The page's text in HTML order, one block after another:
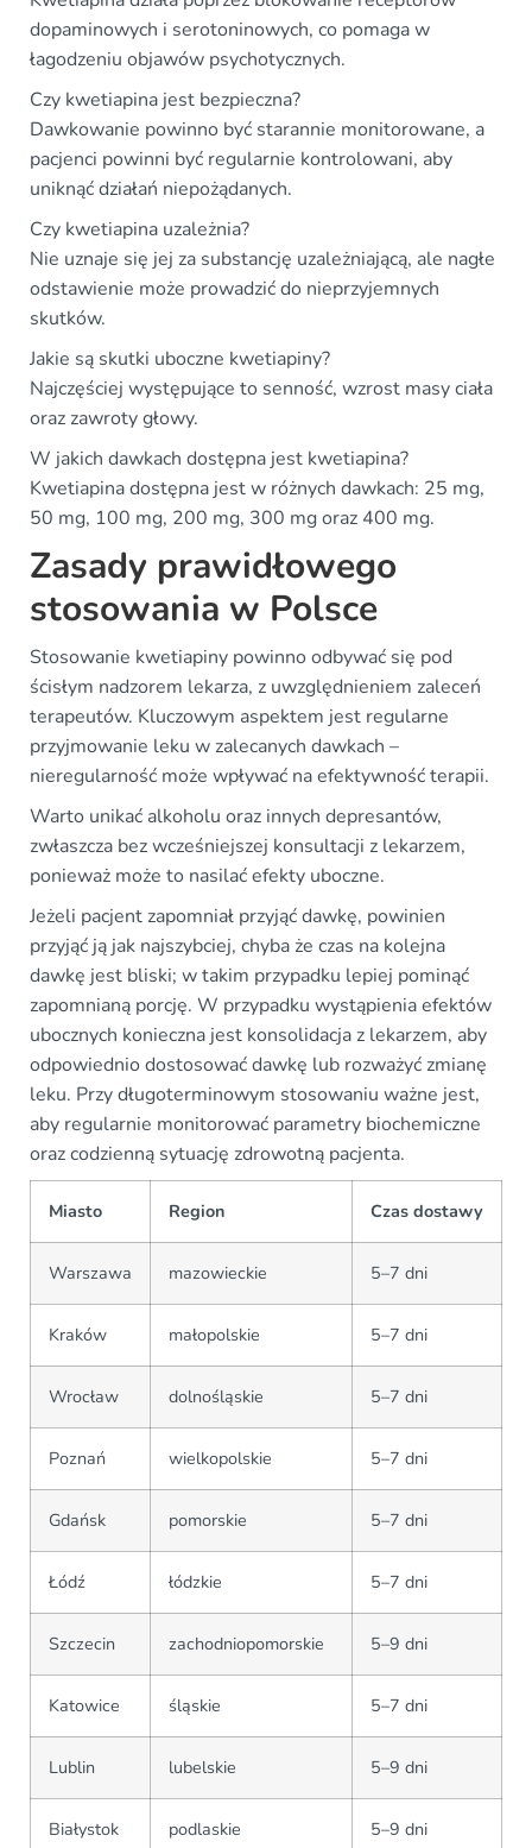
dopaminowych i serotoninowych, co pomaga w
łagodzeniu objawów psychotycznych.
Czy kwetiapina jest bezpieczna?
Dawkowanie powinno być starannie monitorowane, a
pacjenci powinni być regularnie kontrolowani, aby
uniknąć działań niepożądanych.
Czy kwetiapina uzależnia?
Nie uznaje się jej za substancję uzależniającą, ale nagłe
odstawienie może prowadzić do nieprzyjemnych
skutków.
Jakie są skutki uboczne kwetiapiny?
Najczęściej występujące to senność, wzrost masy ciała
oraz zawroty głowy.
W jakich dawkach dostępna jest kwetiapina?
Kwetiapina dostępna jest w różnych dawkach: 25 mg,
50 mg, 100 mg, 200 mg, 300 mg oraz 400 mg.
Zasady prawidłowego
stosowania w Polsce
Stosowanie kwetiapiny powinno odbywać się pod
ścisłym nadzorem lekarza, z uwzględnieniem zaleceń
terapeutów. Kluczowym aspektem jest regularne
przyjmowanie leku w zalecanych dawkach –
nieregularność może wpływać na efektywność terapii.
Warto unikać alkoholu oraz innych depresantów,
zwłaszcza bez wcześniejszej konsultacji z lekarzem,
ponieważ może to nasilać efekty uboczne.
Jeżeli pacjent zapomniał przyjąć dawkę, powinien
przyjąć ją jak najszybciej, chyba że czas na kolejna
dawkę jest bliski; w takim przypadku lepiej pominąć
zapomnianą porcję. W przypadku wystąpienia efektów
ubocznych konieczna jest konsolidacja z lekarzem, aby
odpowiednio dostosować dawkę lub rozważyć zmianę
leku. Przy długoterminowym stosowaniu ważne jest,
aby regularnie monitorować parametry biochemiczne
oraz codzienną sytuację zdrowotną pacjenta.
Miasto Region Czas dostawy
Warszawa mazowieckie 5–7 dni
Kraków małopolskie 5–7 dni
Wrocław dolnośląskie 5–7 dni
Poznań wielkopolskie 5–7 dni
Gdańsk pomorskie 5–7 dni
Łódź łódzkie 5–7 dni
Szczecin zachodniopomorskie 5–9 dni
Katowice śląskie 5–7 dni
Lublin lubelskie 5–9 dni
Białystok podlaskie 5–9 dni